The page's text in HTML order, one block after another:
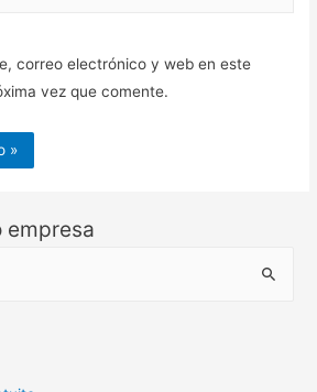
correo electrónico y web en este
vez que comente.
empresa